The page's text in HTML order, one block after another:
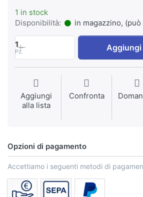
1 in stock
Disponibilità:
in magazzino, (può
1
Pz. Aggiungi
Aggiungi
alla lista
Confronta
Opzioni di pagamento
Accettiamo i seguenti metodi di